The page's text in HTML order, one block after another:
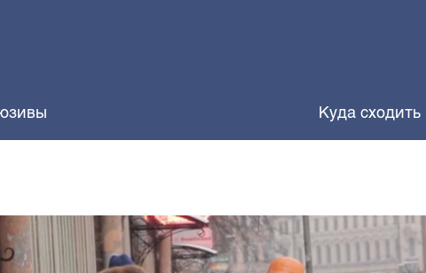
Куда сходить